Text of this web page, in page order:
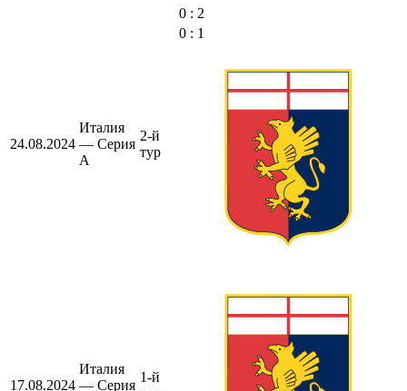
0 : 2
24.08.2024
Италия
— Серия
А
2-й
тур
0 : 1
17.08.2024
Италия
— Серия
1-й